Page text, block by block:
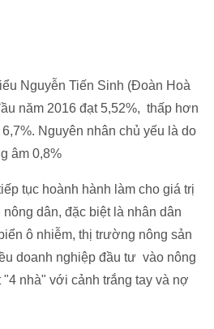
Nguyễn Tiến Sinh (Đoàn Hoà
năm 2016 đạt 5,52%, thấp hơn
Nguyên nhân chủ yếu là do
âm 0,8%
tục hoành hành làm cho giá trị
dân, đặc biệt là nhân dân
ô nhiễm, thị trường nông sản
doanh nghiệp đầu tư vào nông
nhà" với cảnh trắng tay và nợ